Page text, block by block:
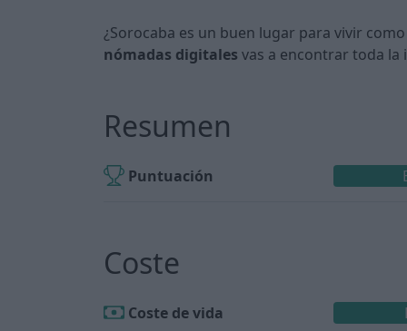
¿Sorocaba es un buen lugar para vivir
nómadas digitales vas a encontrar toda la
Resumen
Puntuación
Coste
Coste de vida